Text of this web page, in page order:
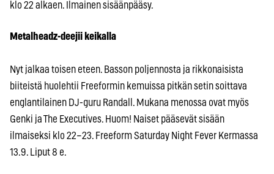
klo 22 alkaen. Ilmainen sisäänpääsy.
Metalheadz-deejii keikalla
Nyt jalkaa toisen eteen. Basson poljennosta ja rikkonaisista
biiteistä huolehtii Freeformin kemuissa pitkän setin soittava
englantilainen DJ-guru Randall. Mukana menossa ovat myös
Genki ja The Executives. Huom! Naiset pääsevät sisään
ilmaiseksi klo 22–23. Freeform Saturday Night Fever Kermassa
13.9. Liput 8 e.